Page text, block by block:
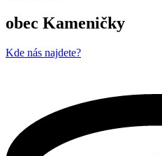
obec Kameničky
Kde nás najdete?